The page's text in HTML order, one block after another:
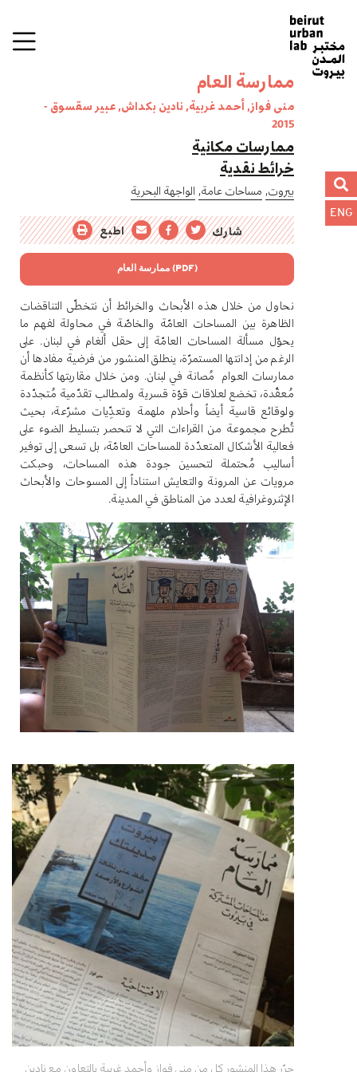
ENG
ممارسة العام
منى فواز, أحمد غربية, نادين بكداش, عبير سقسوق -
2015
ممارسات مكانية
خرائط نقدية
بيروت, مساحات عامة, الواجهة البحرية
شارك اطبع
ممارسة العام (PDF)
نحاول من خلال هذه الأبحاث والخرائط أن نتخطّى التناقضات
الظاهرة بين المساحات العامّة والخاصّة في محاولة لفهم ما
يحوّل مسألة المساحات العامّة إلى حقل ألغام في لبنان. على
الرغم من إدانتها المستمرّة، ينطلق المنشور من فرضية مفادها أن
ممارسات العوام مُصانة في لبنان. ومن خلال مقاربتها كأنظمة
مُعقّدة، تخضع لعلاقات قوّة قسرية ولمطالب تقدّمية مُتجدّدة
ولوقائع قاسية أيضاً وأحلام ملهمة وتعدِّيات مشرّعة، بحيث
تُطرح مجموعة من القراءات التي لا تنحصر بتسليط الضوء على
فعالية الأشكال المتعدّدة للمساحات العامّة، بل تسعى إلى توفير
أساليب مُحتملة لتحسين جودة هذه المساحات، وحبكت
مرويات عن المرونة والتعايش استناداً إلى المسوحات والأبحاث
الإثنروغرافية لعدد من المناطق في المدينة.
حرّر هذا المنشور كل من منى فواز وأحمد غربية بالتعاون مع نادين